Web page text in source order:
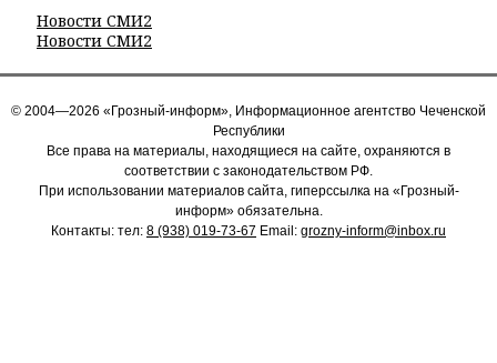
Новости СМИ2
Новости СМИ2
© 2004—2026 «Грозный-информ», Информационное агентство Чеченской
Республики
Все права на материалы, находящиеся на сайте, охраняются в
соответствии с законодательством РФ.
При использовании материалов сайта, гиперссылка на «Грозный-
информ» обязательна.
Контакты: тел: 8 (938) 019-73-67 Email: grozny-inform@inbox.ru